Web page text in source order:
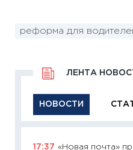
реформа для
НОВОСТИ
ЛЕНТА
17:37 «Новая почта»